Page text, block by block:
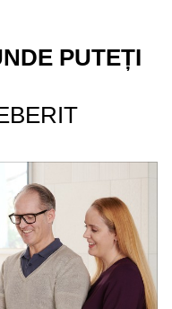
PUTEȚI